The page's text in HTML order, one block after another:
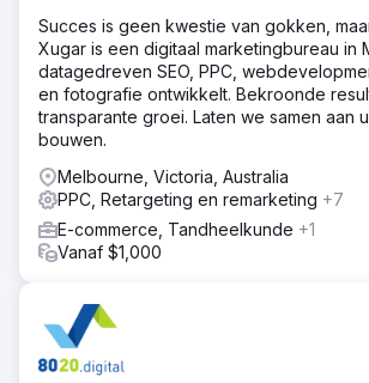
Succes is geen kwestie van gokken,
Xugar is een digitaal marketingbureau in
datagedreven SEO, PPC,
en fotografie ontwikkelt. Bekroonde
transparante groei. Laten we samen aan
bouwen.
Melbourne, Victoria, Australia
PPC, Retargeting en remarketing +7
E-commerce, Tandheelkunde +1
Vanaf $1,000